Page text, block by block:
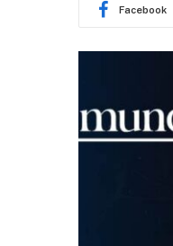
Facebook